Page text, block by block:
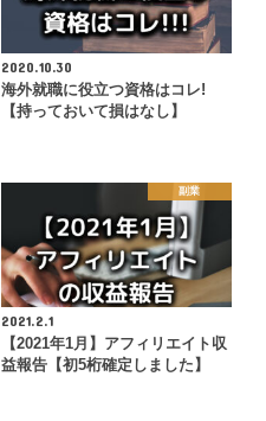
2020.10.30
海外就職に役立つ資格はコレ!
【持っておいて損はなし】
副業
2021.2.1
【2021年1月】アフィリエイト収
益報告【初5桁確定しました】